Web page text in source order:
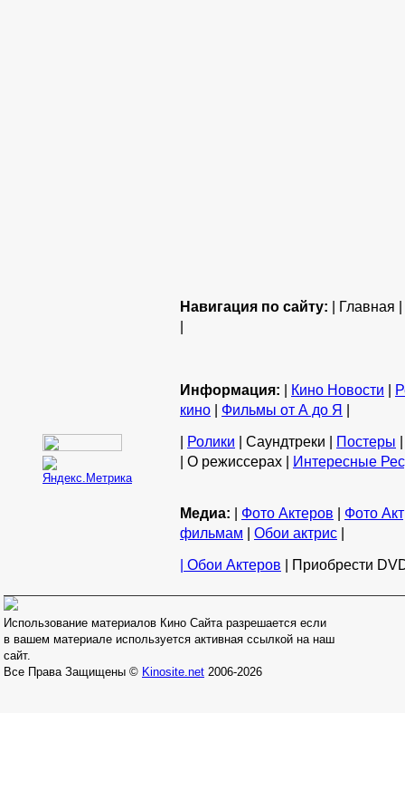
Навигация по сайту: | Главная |
|
Информация: | Кино Новости |
кино | Фильмы от А до Я |
| Ролики | Саундтреки | Постеры
| О режиссерах | Интересные
Медиа: | Фото Актеров | Фото
фильмам | Обои актрис |
| Обои Актеров | Приобрести
Использование материалов Кино Сайта разрешается если
в вашем материале используется активная ссылкой на наш
сайт.
Все Права Защищены © Kinosite.net 2006-2026